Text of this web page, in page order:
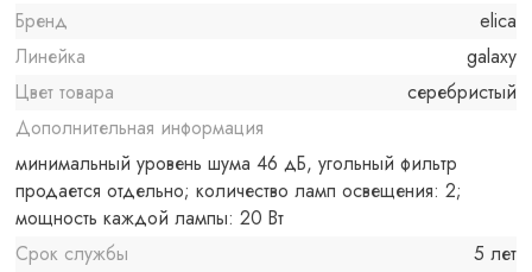
Бренд
elica
Линейка
galaxy
Цвет товара
серебристый
Дополнительная информация
минимальный уровень шума 46 дБ, угольный фильтр
продается отдельно; количество ламп освещения: 2;
мощность каждой лампы: 20 Вт
Срок службы
5 лет